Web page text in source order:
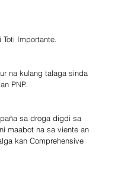
Importante.
na kulang talaga sinda
PNP.
sa droga digdi sa
maabot na sa viente an
kan Comprehensive